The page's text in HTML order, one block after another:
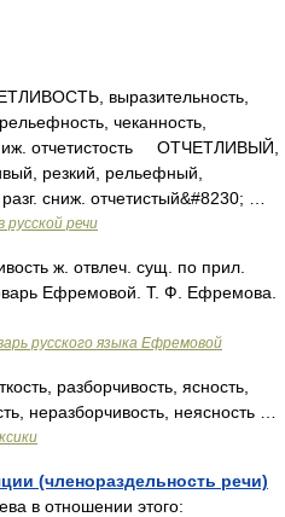
выразительность,
чеканность,
отчетистость ОТЧЕТЛИВЫЙ,
резкий, рельефный,
сниж. отчетистый&#8230; …
речи
ж. отвлеч. сущ. по прил.
Ефремовой. Т. Ф. Ефремова.
русского языка Ефремовой
разборчивость, ясность,
неразборчивость, неясность …
(членораздельность речи)
в отношении этого: